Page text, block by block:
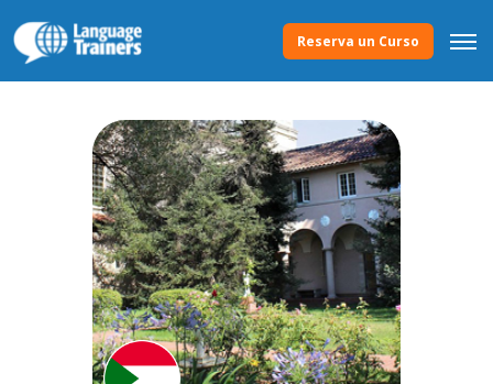
Reserva un Curso